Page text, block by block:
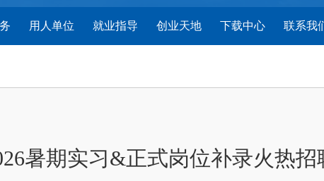
用人单位 就业指导 创业天地 下载中心 联系我
暑期实习&正式岗位补录火热招